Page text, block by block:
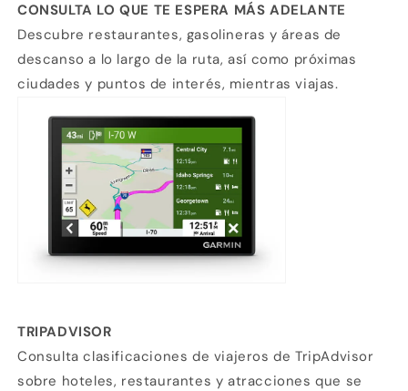
CONSULTA LO QUE TE ESPERA MÁS ADELANTE
Descubre restaurantes, gasolineras y áreas de
descanso a lo largo de la ruta, así como próximas
ciudades y puntos de interés, mientras viajas.
TRIPADVISOR
Consulta clasificaciones de viajeros de TripAdvisor
sobre hoteles, restaurantes y atracciones que se
sin tarjeta de crédito
Agrega tu producto al carrito yelige
pagar con Meses sin Tarjeta.
la cantidad de mesesy confirma.
3 Paga mes a mescon saldo disponible,
débito u otros medios.
Crédito sujeto a aprobación.
¿Tienes dudas? Consulta nuestra